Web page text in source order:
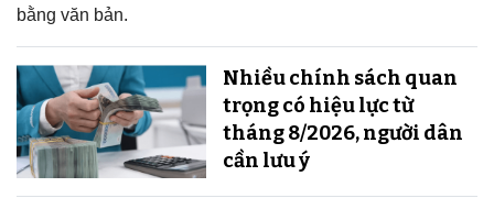
bằng văn bản.
Nhiều chính sách quan
trọng có hiệu lực từ
tháng 8/2026, người dân
cần lưu ý